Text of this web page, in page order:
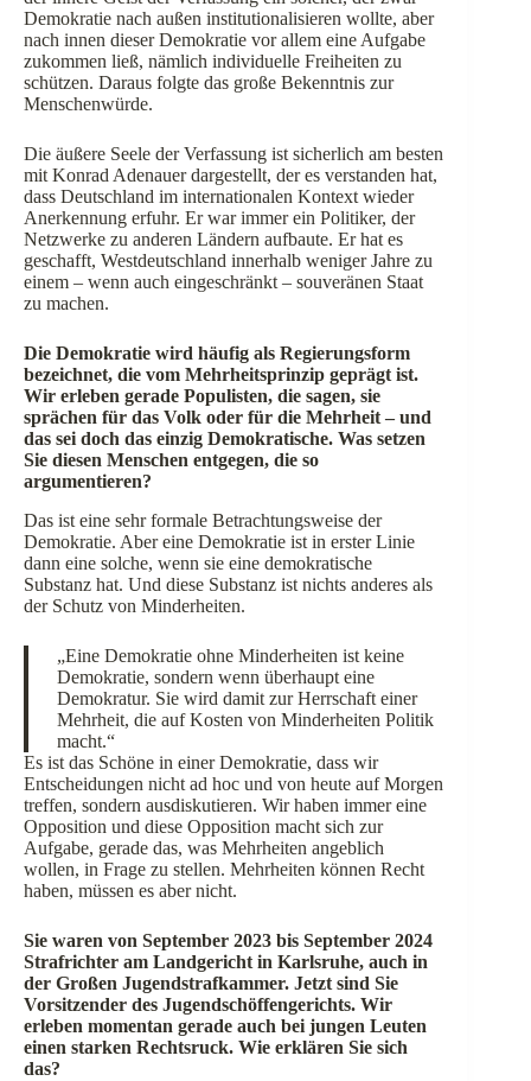
Demokratie nach außen institutionalisieren wollte, aber
nach innen dieser Demokratie vor allem eine Aufgabe
zukommen ließ, nämlich individuelle Freiheiten zu
schützen. Daraus folgte das große Bekenntnis zur
Menschenwürde.
Die äußere Seele der Verfassung ist sicherlich am besten
mit Konrad Adenauer dargestellt, der es verstanden hat,
dass Deutschland im internationalen Kontext wieder
Anerkennung erfuhr. Er war immer ein Politiker, der
Netzwerke zu anderen Ländern aufbaute. Er hat es
geschafft, Westdeutschland innerhalb weniger Jahre zu
einem – wenn auch eingeschränkt – souveränen Staat
zu machen.
Die Demokratie wird häufig als Regierungsform
bezeichnet, die vom Mehrheitsprinzip geprägt ist.
Wir erleben gerade Populisten, die sagen, sie
sprächen für das Volk oder für die Mehrheit – und
das sei doch das einzig Demokratische. Was setzen
Sie diesen Menschen entgegen, die so
argumentieren?
Das ist eine sehr formale Betrachtungsweise der
Demokratie. Aber eine Demokratie ist in erster Linie
dann eine solche, wenn sie eine demokratische
Substanz hat. Und diese Substanz ist nichts anderes als
der Schutz von Minderheiten.
„Eine Demokratie ohne Minderheiten ist keine
Demokratie, sondern wenn überhaupt eine
Demokratur. Sie wird damit zur Herrschaft einer
Mehrheit, die auf Kosten von Minderheiten Politik
macht.“
Es ist das Schöne in einer Demokratie, dass wir
Entscheidungen nicht ad hoc und von heute auf Morgen
treffen, sondern ausdiskutieren. Wir haben immer eine
Opposition und diese Opposition macht sich zur
Aufgabe, gerade das, was Mehrheiten angeblich
wollen, in Frage zu stellen. Mehrheiten können Recht
haben, müssen es aber nicht.
Sie waren von September 2023 bis September 2024
Strafrichter am Landgericht in Karlsruhe, auch in
der Großen Jugendstrafkammer. Jetzt sind Sie
Vorsitzender des Jugendschöffengerichts. Wir
erleben momentan gerade auch bei jungen Leuten
einen starken Rechtsruck. Wie erklären Sie sich
das?